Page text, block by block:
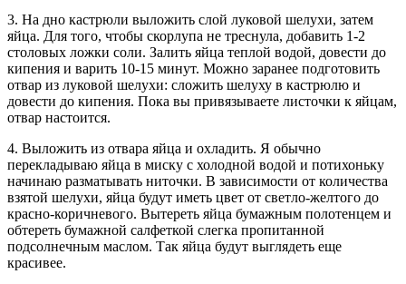
3. На дно кастрюли выложить слой луковой шелухи, затем
яйца. Для того, чтобы скорлупа не треснула, добавить 1-2
столовых ложки соли. Залить яйца теплой водой, довести до
кипения и варить 10-15 минут. Можно заранее подготовить
отвар из луковой шелухи: сложить шелуху в кастрюлю и
довести до кипения. Пока вы привязываете листочки к яйцам,
отвар настоится.
4. Выложить из отвара яйца и охладить. Я обычно
перекладываю яйца в миску с холодной водой и потихоньку
начинаю разматывать ниточки. В зависимости от количества
взятой шелухи, яйца будут иметь цвет от светло-желтого до
красно-коричневого. Вытереть яйца бумажным полотенцем и
обтереть бумажной салфеткой слегка пропитанной
подсолнечным маслом. Так яйца будут выглядеть еще
красивее.